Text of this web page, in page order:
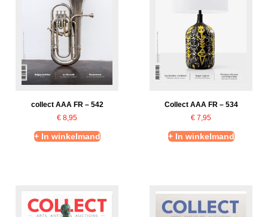
collect AAA FR – 542
€ 8,95
+ In winkelmand
Collect AAA FR – 534
€ 7,95
+ In winkelmand